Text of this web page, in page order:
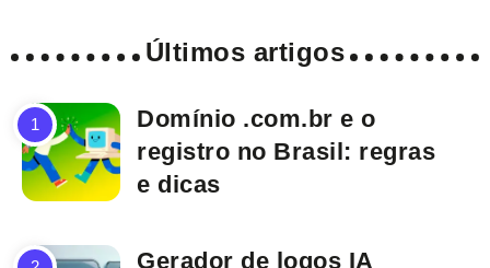
Últimos artigos
Domínio .com.br e o
registro no Brasil: regras
e dicas
Gerador de logos IA